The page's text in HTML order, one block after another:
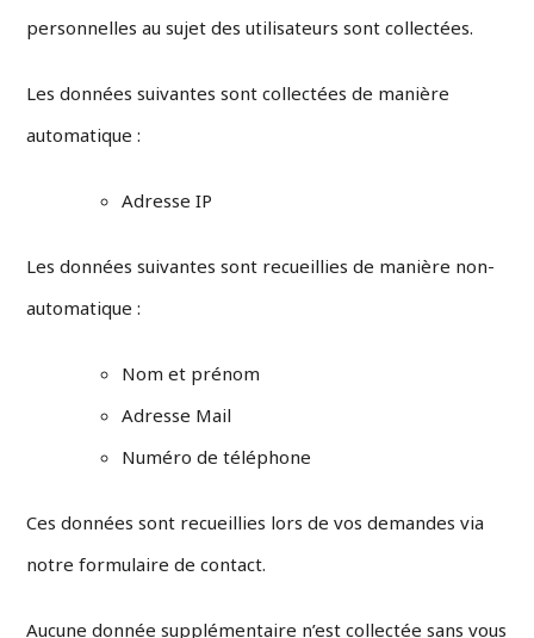
personnelles au sujet des utilisateurs sont collectées.
Les données suivantes sont collectées de manière
automatique :
Adresse IP
Les données suivantes sont recueillies de manière non-
automatique :
Nom et prénom
Adresse Mail
Numéro de téléphone
Ces données sont recueillies lors de vos demandes via
notre formulaire de contact.
Aucune donnée supplémentaire n’est collectée sans vous